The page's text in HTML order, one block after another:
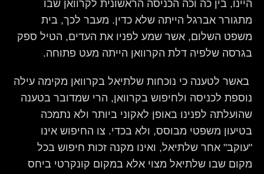
היינו, בין כה וכה הכניסה הראשונית לקרוואן שבו
מתגורר אברגל הייתה שלא כדין. מעבר לכך, בית
משפט השלום, אשר שמע לפניו את העדים, הטיל ספק
בגרסה שלפיה דלת הקרוואן הייתה מעט פתוחה.
באשר לטענה כי נוכחות שלתיאל בקרוואן מקימה עילה
נוספת לכניסה ולחיפוש בקרוואן, הרי שמדובר בטענה
שהועלתה לפנינו באופן לאקוני ביותר ולא נתמכה
בטיעון משפטי מבוסס, ולא בכדי. צו החיפוש אינו
"עוקב" אחר שלתיאל, ואינו מקנה זכות חיפוש בכל
מקום שבו שלתיאל מצוי אלא במקום קונקרטי ביחס